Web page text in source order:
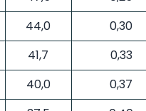
44,0
0,30
41,7
0,33
40,0
0,37